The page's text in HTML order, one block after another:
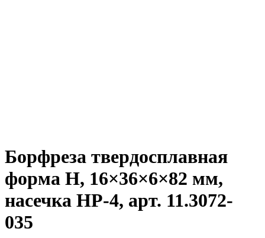
Борфреза твердосплавная
форма H, 16×36×6×82 мм,
насечка HP-4, арт. 11.3072-
035